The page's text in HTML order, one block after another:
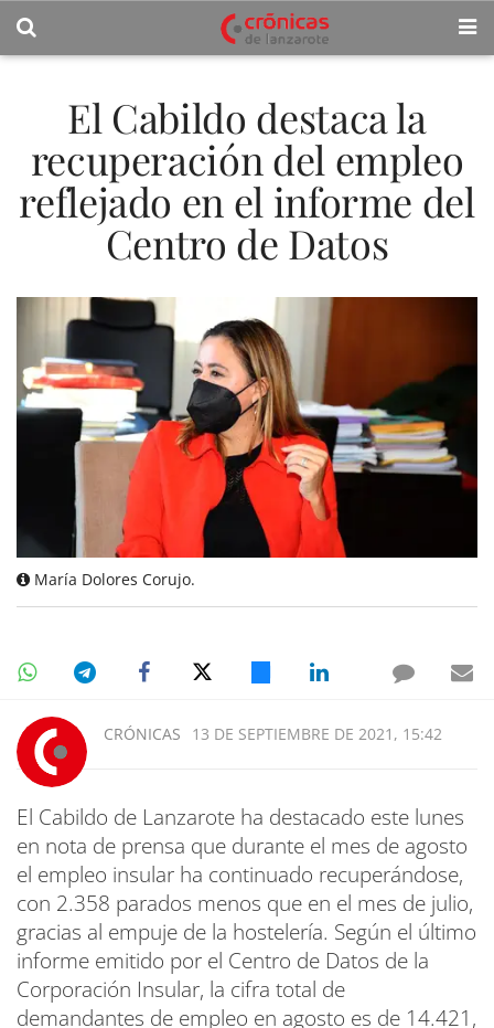
El Cabildo destaca la
recuperación del empleo
reflejado en el informe del
Centro de Datos
María Dolores Corujo.
CRÓNICAS 13 DE SEPTIEMBRE DE 2021, 15:42
El Cabildo de Lanzarote ha destacado este lunes
en nota de prensa que durante el mes de agosto
el empleo insular ha continuado recuperándose,
con 2.358 parados menos que en el mes de julio,
gracias al empuje de la hostelería. Según el último
informe emitido por el Centro de Datos de la
Corporación Insular, la cifra total de
demandantes de empleo en agosto es de 14.421,